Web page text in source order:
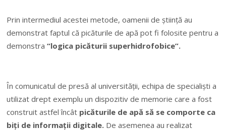
Prin intermediul acestei metode, oamenii de ştiinţă au
demonstrat faptul că picăturile de apă pot fi folosite pentru a
demonstra“logica picăturii superhidrofobice”.
În comunicatul de presă al universităţii, echipa de specialişti a
utilizat drept exemplu un dispozitiv de memorie care a fost
construit astfel încât picăturile de apă să se comporte ca
biţi de informaţii digitale. De asemenea au realizat